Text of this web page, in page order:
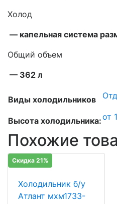
Холод
— капельная система
Общий объем
— 362 л
Виды холодильников
Высота холодильника:от
Похожие
Скидка 21%
Холодильник б/у
Атлант мхм1733-